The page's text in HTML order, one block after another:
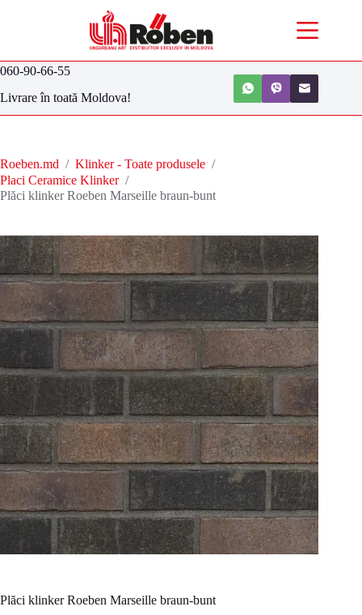
060-90-66-55
Livrare în toată Moldova!
Roeben.md / Klinker - Toate produsele /
Placi Ceramice Klinker /
Plăci klinker Roeben Marseille braun-bunt
Plăci klinker Roeben Marseille braun-bunt